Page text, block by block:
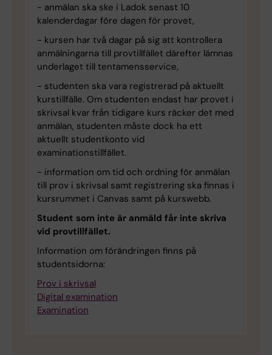
- anmälan ska ske i Ladok senast 10
kalenderdagar före dagen för provet,
- kursen har två dagar på sig att kontrollera
anmälningarna till provtillfället därefter lämnas
underlaget till tentamensservice,
- studenten ska vara registrerad på aktuellt
kurstillfälle. Om studenten endast har provet i
skrivsal kvar från tidigare kurs räcker det med
anmälan, studenten måste dock ha ett
aktuellt studentkonto vid
examinationstillfället.
- information om tid och ordning för anmälan
till prov i skrivsal samt registrering ska finnas i
kursrummet i Canvas samt på kurswebb.
Student som inte är anmäld får inte skriva
vid provtillfället.
Information om förändringen finns på
studentsidorna:
Prov i skrivsal
Digital examination
Examination